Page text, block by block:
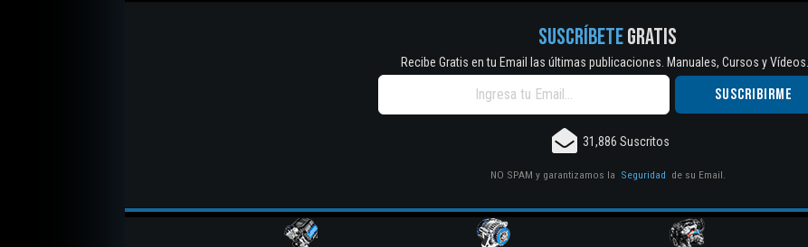
SUSCRÍBETEGRATIS
Recibe Gratis en tu Email las últimas publicaciones. Manuales, Cursos y Vídeos...
31,886 Suscritos
NO SPAM y garantizamos la Seguridad de su Email.